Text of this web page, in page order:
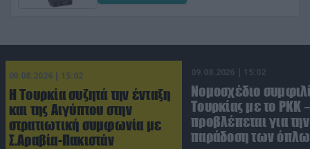
09.08.2026 | 15:02
Η Τουρκία συζητά την ένταξη
και της Αιγύπτου στην
στρατιωτική συμφωνία με
Σ.Αραβία-Πακιστάν
09.08.2026 | 15:02
Νομοσχέδιο
Τουρκίας με το ΡΚΚ
προβλέπεται για την
παράδοση των